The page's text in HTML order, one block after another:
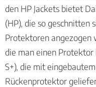
den HP Jackets bietet
(HP), die so geschnitten
Protektoren angezogen
die man einen Protektor
S+), die mit
Rückenprotektor